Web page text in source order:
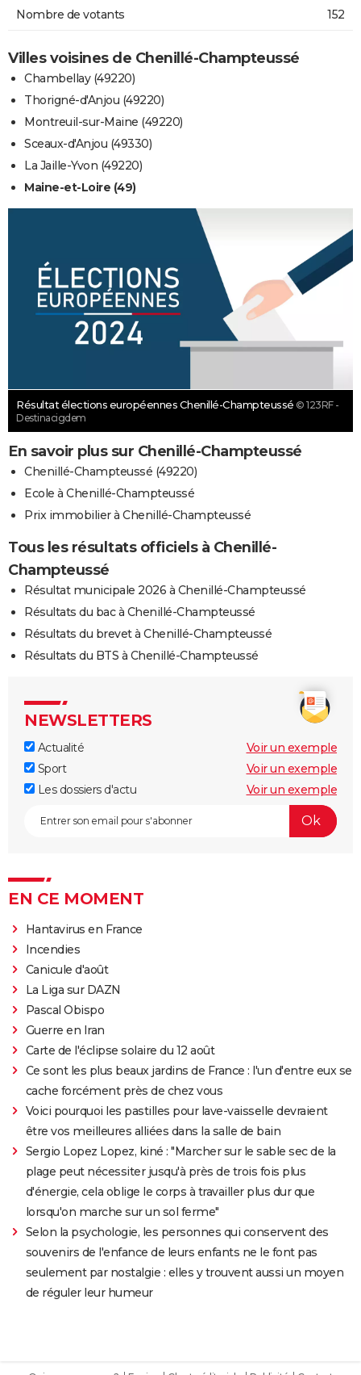
Nombre de votants 152
Villes voisines de Chenillé-Champteussé
Chambellay (49220)
Thorigné-d'Anjou (49220)
Montreuil-sur-Maine (49220)
Sceaux-d'Anjou (49330)
La Jaille-Yvon (49220)
Maine-et-Loire (49)
Résultat élections européennes Chenillé-Champteussé © 123RF -
Destinacigdem
En savoir plus sur Chenillé-Champteussé
Chenillé-Champteussé (49220)
Ecole à Chenillé-Champteussé
Prix immobilier à Chenillé-Champteussé
Tous les résultats officiels à Chenillé-
Champteussé
Résultat municipale 2026 à Chenillé-Champteussé
Résultats du bac à Chenillé-Champteussé
Résultats du brevet à Chenillé-Champteussé
Résultats du BTS à Chenillé-Champteussé
NEWSLETTERS
Actualité
Voir un exemple
Sport
Voir un exemple
Les dossiers d'actu
Voir un exemple
EN CE MOMENT
Hantavirus en France
Incendies
Canicule d'août
La Liga sur DAZN
Pascal Obispo
Guerre en Iran
Carte de l'éclipse solaire du 12 août
Ce sont les plus beaux jardins de France : l'un d'entre eux se
cache forcément près de chez vous
Voici pourquoi les pastilles pour lave-vaisselle devraient
être vos meilleures alliées dans la salle de bain
Sergio Lopez Lopez, kiné : "Marcher sur le sable sec de la
plage peut nécessiter jusqu'à près de trois fois plus
d'énergie, cela oblige le corps à travailler plus dur que
lorsqu'on marche sur un sol ferme"
Selon la psychologie, les personnes qui conservent des
souvenirs de l'enfance de leurs enfants ne le font pas
seulement par nostalgie : elles y trouvent aussi un moyen
de réguler leur humeur